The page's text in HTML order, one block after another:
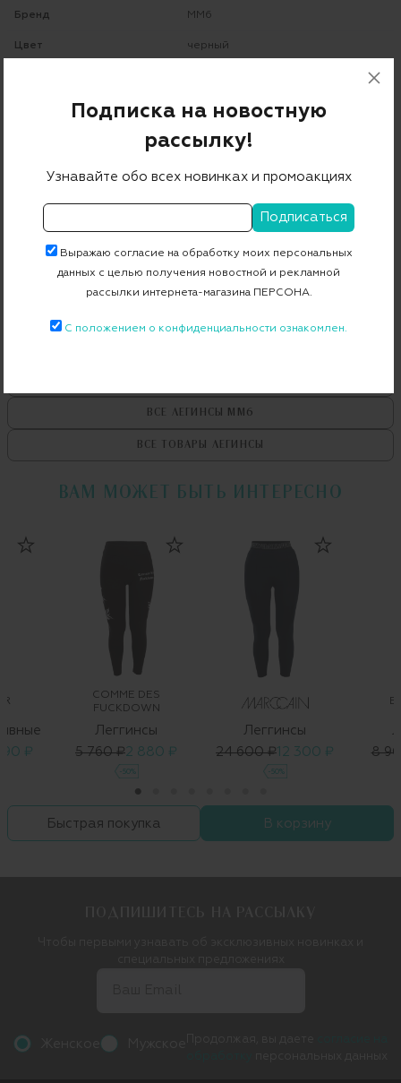
Бренд MM6
Цвет черный
Страна дизайна
Артикул S32KA0513S48633
Бесплатная примерка в пункте выдачи
Примерка при доставке торговым представителем
ВСЕ ЛЕГИНСЫ MM6
ВСЕ ТОВАРЫ ЛЕГИНСЫ
ВАМ МОЖЕТ БЫТЬ ИНТЕРЕСНО
₽
COMME DES
FUCKDOWN
Леггинсы
5 760 ₽2 880 ₽
-50%
Леггинсы
24 600 ₽12 300 ₽
-50%
8
Быстрая покупка В корзину
Подписка на новостную
рассылку!
Узнавайте обо всех новинках и промоакциях
Выражаю согласие на обработку моих персональных
данных с целью получения новостной и рекламной
рассылки интернета-магазина ПЕРСОНА.
С положением о конфиденциальности ознакомлен.